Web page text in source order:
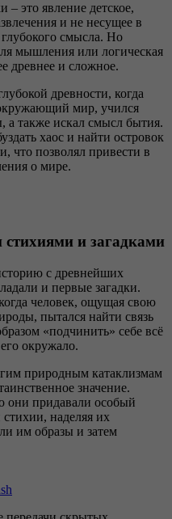
это явление детское,
и не несущее в
смысла. Но
мышления или логическая
древнее и сложное.
древности, когда
окружающий мир, учился
а также искал смысл бытия.
хаос и найти островок
что позволял привести в
о мире.
и загадками
с древнейших
и первые загадки.
человек, ощущая свою
пытался найти связь
«подчинить» себе всё
окружало.
природным катаклизмам
значение.
придавали особый
наделяя их
им образы и затем